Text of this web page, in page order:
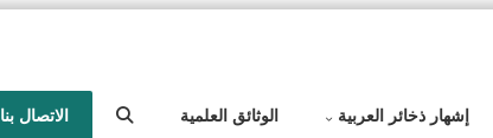
إشهار ذخائر العربية الوثائق العلمية الاتصال بنا